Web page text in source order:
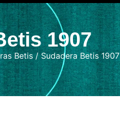
1907
Betis/ Sudadera Betis 1907